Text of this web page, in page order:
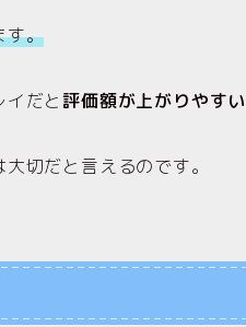
す。
イだと評価額が上がりやすい
切だと言えるのです。